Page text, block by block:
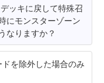
ッキに戻して特殊召
にモンスターゾーン
なりますか？
ドを除外した場合のみ